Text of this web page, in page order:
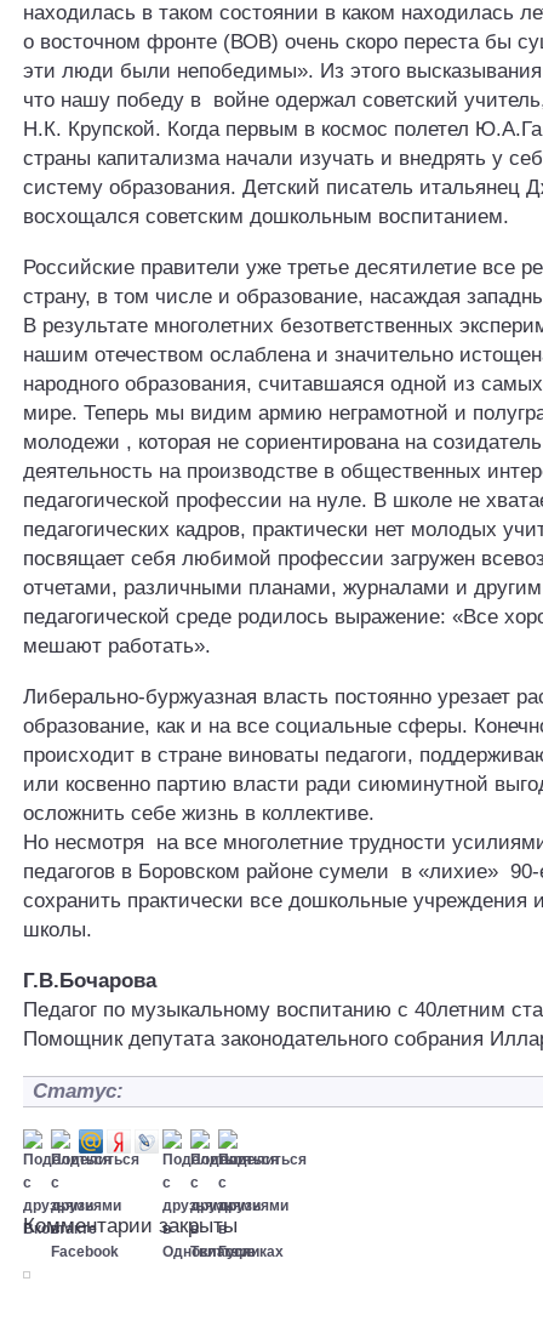
находилась в таком состоянии в каком находилась
о восточном фронте (ВОВ) очень скоро переста бы
эти люди были непобедимы». Из этого
что нашу победу в войне одержал советский
Н.К. Крупской. Когда первым в космос полетел
страны капитализма начали изучать и внедрять у
систему образования. Детский писатель итальянец
восхощался советским дошкольным воспитанием.
Российские правители уже третье десятилетие все
страну, в том числе и образование, насаждая
В результате многолетних безответственных
нашим отечеством ослаблена и значительно
народного образования, считавшаяся одной из
мире. Теперь мы видим армию неграмотной и
молодежи , которая не сориентирована на
деятельность на производстве в общественных
педагогической профессии на нуле. В школе не
педагогических кадров, практически нет молодых
посвящает себя любимой профессии загружен
отчетами, различными планами, журналами и
педагогической среде родилось выражение: «Все
мешают работать».
Либерально-буржуазная власть постоянно урезает
образование, как и на все социальные сферы.
происходит в стране виноваты педагоги,
или косвенно партию власти ради сиюминутной
осложнить себе жизнь в коллективе.
Но несмотря на все многолетние трудности
педагогов в Боровском районе сумели в «лихие» 90-
сохранить практически все дошкольные учреждения
школы.
Г.В.Бочарова
Педагог по музыкальному воспитанию с 40летним
Помощник депутата законодательного собрания
Статус:
Комментарии закрыты